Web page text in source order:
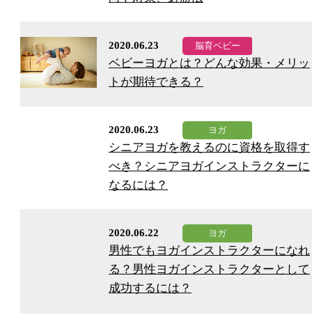
2020.06.23
ベビーヨガとは？どんな効果・メリッ
トが期待できる？
2020.06.23
シニアヨガを教えるのに資格を取得す
べき？シニアヨガインストラクターに
なるには？
2020.06.22
男性でもヨガインストラクターになれ
る？男性ヨガインストラクターとして
成功するには？